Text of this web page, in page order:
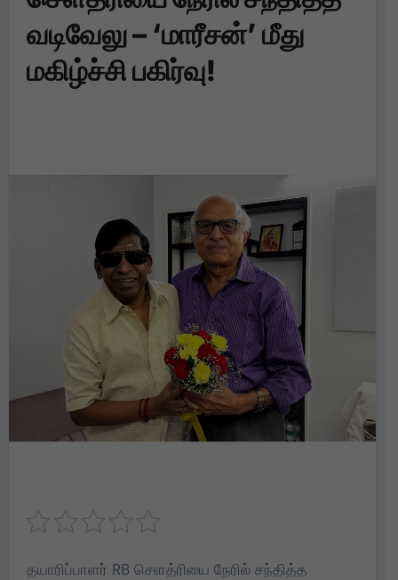
வடிவேலு – ‘மாரீசன்’ மீது
மகிழ்ச்சி பகிர்வு!
தயாரிப்பாளர் RB செளத்ரியை நேரில் சந்தித்த